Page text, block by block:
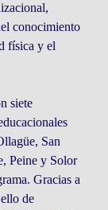
conocimiento
física y el
siete
San
Peine y Solor
Gracias a
de